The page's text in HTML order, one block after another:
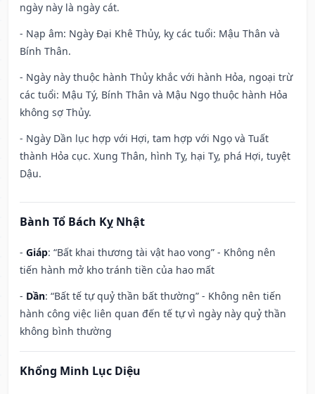
ngày này là ngày cát.
- Nạp âm: Ngày Đại Khê Thủy, kỵ các tuổi: Mậu Thân và
Bính Thân.
- Ngày này thuộc hành Thủy khắc với hành Hỏa, ngoại trừ
các tuổi: Mậu Tý, Bính Thân và Mậu Ngọ thuộc hành Hỏa
không sợ Thủy.
- Ngày Dần lục hợp với Hợi, tam hợp với Ngọ và Tuất
thành Hỏa cục. Xung Thân, hình Tỵ, hại Tỵ, phá Hợi, tuyệt
Dậu.
Bành Tổ Bách Kỵ Nhật
- Giáp: “Bất khai thương tài vật hao vong” - Không nên
tiến hành mở kho tránh tiền của hao mất
- Dần: “Bất tế tự quỷ thần bất thường” - Không nên tiến
hành công việc liên quan đến tế tự vì ngày này quỷ thần
không bình thường
Khổng Minh Lục Diệu